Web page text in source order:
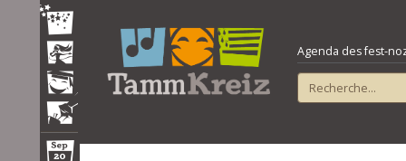
Agenda des fest-